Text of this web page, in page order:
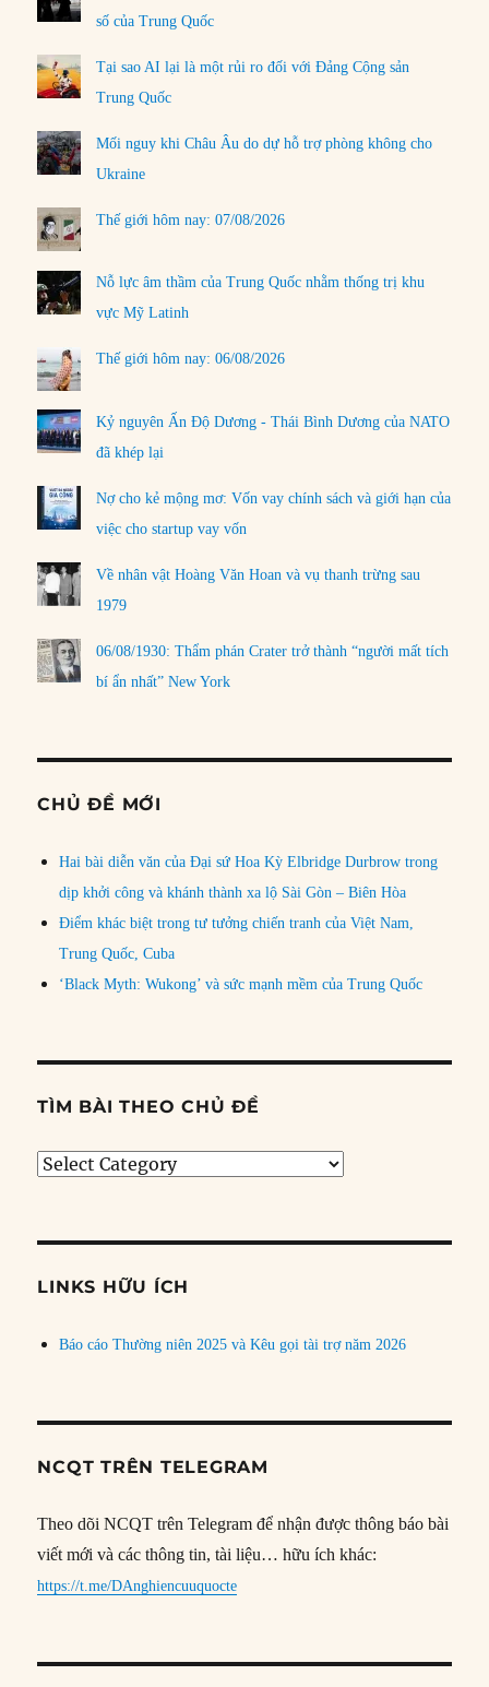
số của Trung Quốc
Tại sao AI lại là một rủi ro đối với Đảng Cộng sản
Trung Quốc
Mối nguy khi Châu Âu do dự hỗ trợ phòng không cho
Ukraine
Thế giới hôm nay: 07/08/2026
Nỗ lực âm thầm của Trung Quốc nhằm thống trị khu
vực Mỹ Latinh
Thế giới hôm nay: 06/08/2026
Kỷ nguyên Ấn Độ Dương - Thái Bình Dương của NATO
đã khép lại
Nợ cho kẻ mộng mơ: Vốn vay chính sách và giới hạn của
việc cho startup vay vốn
Về nhân vật Hoàng Văn Hoan và vụ thanh trừng sau
1979
06/08/1930: Thẩm phán Crater trở thành “người mất tích
bí ẩn nhất” New York
CHỦ ĐỀ MỚI
Hai bài diễn văn của Đại sứ Hoa Kỳ Elbridge Durbrow trong
dịp khởi công và khánh thành xa lộ Sài Gòn – Biên Hòa
Điểm khác biệt trong tư tưởng chiến tranh của Việt Nam,
Trung Quốc, Cuba
‘Black Myth: Wukong’ và sức mạnh mềm của Trung Quốc
TÌM BÀI THEO CHỦ ĐỀ
Tìm
đề
LINKS HỮU ÍCH
Báo cáo Thường niên 2025 và Kêu gọi tài trợ năm 2026
NCQT TRÊN TELEGRAM
Theo dõi NCQT trên Telegram để nhận được thông báo bài
viết mới và các thông tin, tài liệu… hữu ích khác:
https://t.me/DAnghiencuuquocte